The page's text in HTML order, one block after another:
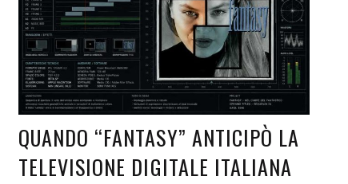
QUANDO “FANTASY” ANTICIPÒ LA
TELEVISIONE DIGITALE ITALIANA